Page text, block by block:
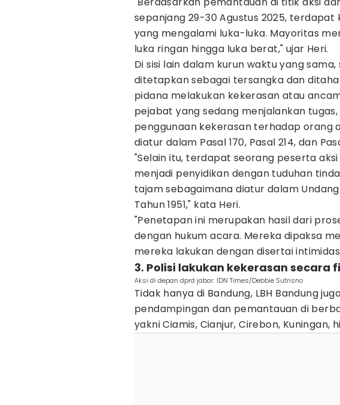
sepanjang 29-30 Agustus 2025, terdapat
yang mengalami luka-luka. Mayoritas
luka ringan hingga luka berat," ujar Heri.
Di sisi lain dalam kurun waktu yang
ditetapkan sebagai tersangka dan
pidana melakukan kekerasan atau
pejabat yang sedang menjalankan
penggunaan kekerasan terhadap orang
diatur dalam Pasal 170, Pasal 214, dan
"Selain itu, terdapat seorang peserta
menjadi penyidikan dengan tuduhan
tajam sebagaimana diatur dalam
Tahun 1951," kata Heri.
"Penetapan ini merupakan hasil dari
dengan hukum acara. Mereka dipaksa
mereka lakukan dengan disertai
3. Polisi lakukan kekerasan secara
Aksi di depan dprd jabar. IDN Times/Debbie Sutrisno
Tidak hanya di Bandung, LBH Bandung
pendampingan dan pemantauan di
yakni Ciamis, Cianjur, Cirebon, Kuningan,